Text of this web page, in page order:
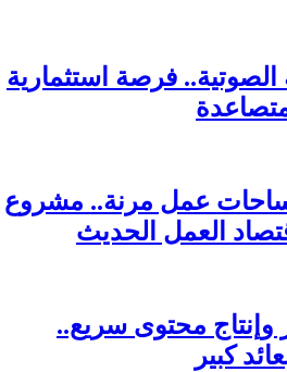
الصوتية.. فرصة استثمارية
عمل مرنة.. مشروع
العمل الحديث
وإنتاج محتوى سريع..
كبير